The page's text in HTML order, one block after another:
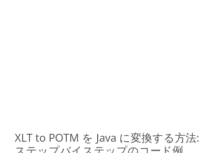
XLT to POTM を Java に変換する方法:
ステップバイステップのコード例